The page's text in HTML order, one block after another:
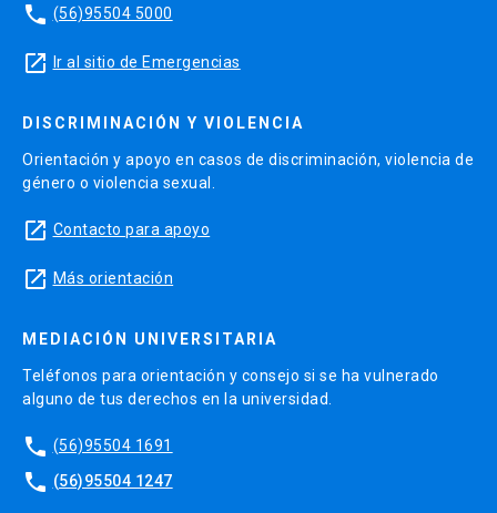
phone (56)95504 5000
launch Ir al sitio de Emergencias
DISCRIMINACIÓN Y VIOLENCIA
Orientación y apoyo en casos de discriminación, violencia de
género o violencia sexual.
launch Contacto para apoyo
launch Más orientación
MEDIACIÓN UNIVERSITARIA
Teléfonos para orientación y consejo si se ha vulnerado
alguno de tus derechos en la universidad.
phone (56)95504 1691
phone (56)95504 1247